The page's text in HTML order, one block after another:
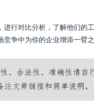
行对比分析，了解他们的
争中为你的企业增添一臂